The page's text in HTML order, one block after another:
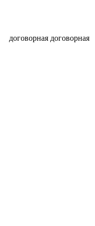
договорная договорная